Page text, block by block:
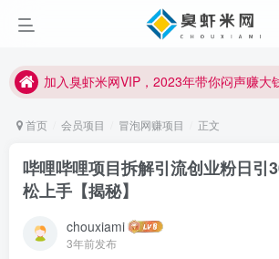
加入臭虾米网VIP，2023年带你闷声赚大
加入臭虾米网VIP，2023年带你闷声赚大
首页 会员项目 冒泡网赚项目 正文
哔哩哔哩项目拆解引流创业粉日引
松上手【揭秘】
chouxiami
3年前发布